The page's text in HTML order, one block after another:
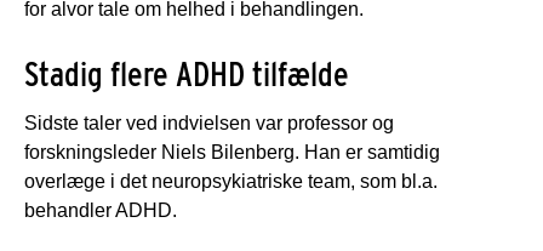
for alvor tale om helhed i behandlingen.
Stadig flere ADHD tilfælde
Sidste taler ved indvielsen var professor og
forskningsleder Niels Bilenberg. Han er samtidig
overlæge i det neuropsykiatriske team, som bl.a.
behandler ADHD.